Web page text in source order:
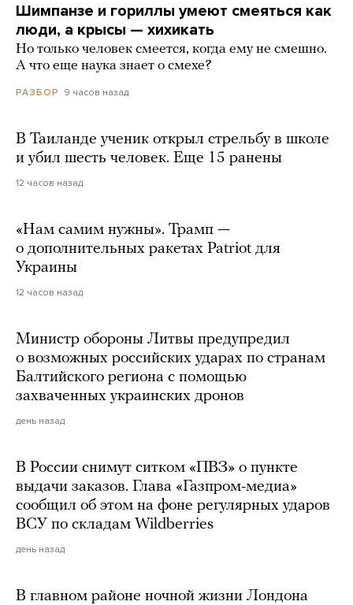
Шимпанзе и гориллы умеют смеяться как
люди, а крысы — хихикать
Но только человек смеется, когда ему не смешно.
А что еще наука знает о смехе?
РАЗБОР 9 часов назад
В Таиланде ученик открыл стрельбу в школе
и убил шесть человек. Еще 15 ранены
12 часов назад
«Нам самим нужны». Трамп —
о дополнительных ракетах Patriot для
Украины
12 часов назад
Министр обороны Литвы предупредил
о возможных российских ударах по странам
Балтийского региона с помощью
захваченных украинских дронов
день назад
В России снимут ситком «ПВЗ» о пункте
выдачи заказов. Глава «Газпром-медиа»
сообщил об этом на фоне регулярных ударов
ВСУ по складам Wildberries
день назад
В главном районе ночной жизни Лондона